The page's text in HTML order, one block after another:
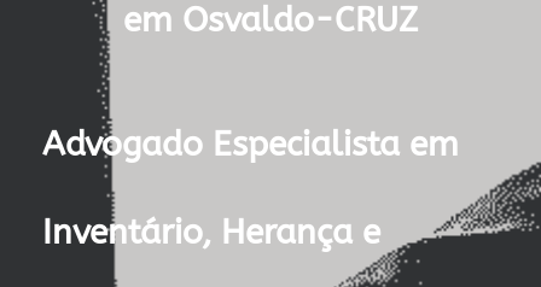
em Osvaldo-CRUZ
Advogado Especialista em
Inventário, Herança e